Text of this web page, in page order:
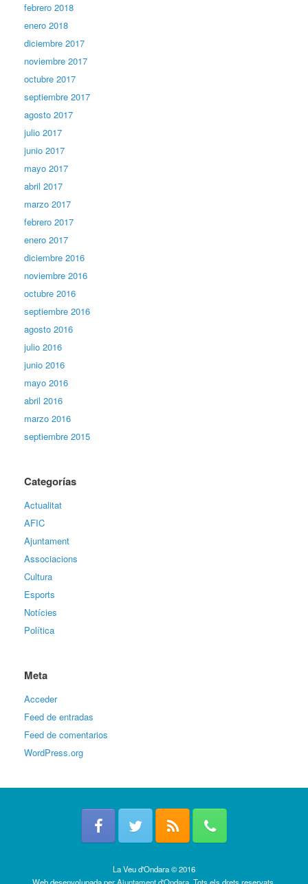
febrero 2018
enero 2018
diciembre 2017
noviembre 2017
octubre 2017
septiembre 2017
agosto 2017
julio 2017
junio 2017
mayo 2017
abril 2017
marzo 2017
febrero 2017
enero 2017
diciembre 2016
noviembre 2016
octubre 2016
septiembre 2016
agosto 2016
julio 2016
junio 2016
mayo 2016
abril 2016
marzo 2016
septiembre 2015
Categorías
Actualitat
AFIC
Ajuntament
Associacions
Cultura
Esports
Notícies
Política
Meta
Acceder
Feed de entradas
Feed de comentarios
WordPress.org
La Veu d'Ondara © 2016